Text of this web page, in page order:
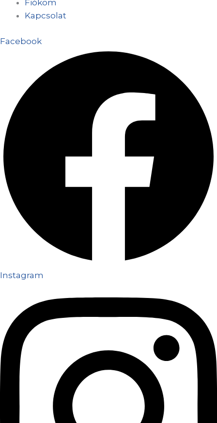
Fiókom
Kapcsolat
Facebook
Instagram